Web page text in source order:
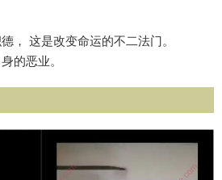
， 这是改变命运的不二法门。
的恶业。